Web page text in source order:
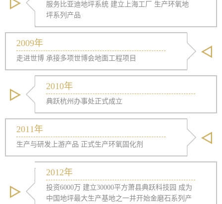
服务比亚迪地坪系统 建立上海工厂 生产环氧地
坪系列产品
2009年
走进世博 承接多项世博会地面工程项目
2010年
典跃杭州办事处正式成立
2011年
生产与研发上游产品 正式生产环氧固化剂
2012年
投资6000万 建立30000平方萧县典跃科技园 成为
中国地坪最大生产基地之一并开始金磨石系列产